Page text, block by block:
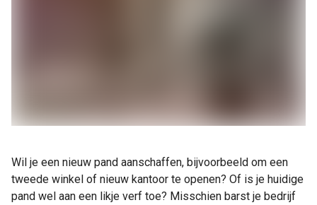
Wil je een nieuw pand aanschaffen, bijvoorbeeld om een
tweede winkel of nieuw kantoor te openen? Of is je huidige
pand wel aan een likje verf toe? Misschien barst je bedrijf